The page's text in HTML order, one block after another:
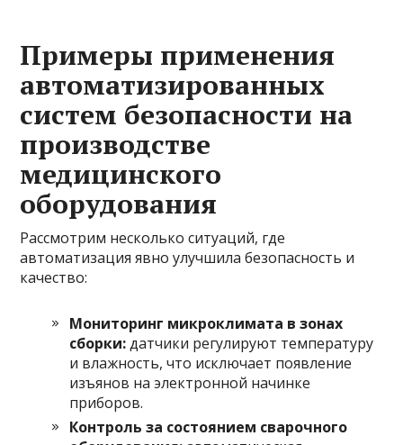
Примеры применения
автоматизированных
систем безопасности на
производстве
медицинского
оборудования
Рассмотрим несколько ситуаций, где
автоматизация явно улучшила безопасность и
качество:
Мониторинг микроклимата в зонах
сборки:датчики регулируют температуру
и влажность, что исключает появление
изъянов на электронной начинке
приборов.
Контроль за состоянием сварочного